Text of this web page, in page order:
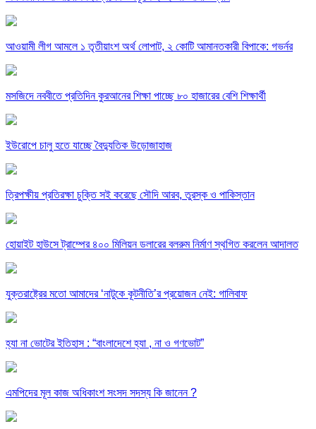
আওয়ামী লীগ আমলে ১ তৃতীয়াংশ অর্থ লোপাট, ২ কোটি আমানতকারী বিপাকে: গভর্নর
মসজিদে নববীতে প্রতিদিন কুরআনের শিক্ষা পাচ্ছে ৮০ হাজারের বেশি শিক্ষার্থী
ইউরোপে চালু হতে যাচ্ছে বৈদ্যুতিক উড়োজাহাজ
ত্রিপক্ষীয় প্রতিরক্ষা চুক্তি সই করেছে সৌদি আরব, তুরস্ক ও পাকিস্তান
হোয়াইট হাউসে ট্রাম্পের ৪০০ মিলিয়ন ডলারের বলরুম নির্মাণ স্থগিত করলেন আদালত
যুক্তরাষ্ট্রের মতো আমাদের ‘নাটুকে কূটনীতি’র প্রয়োজন নেই: গালিবাফ
হ্যা না ভোটের ইতিহাস : “বাংলাদেশে হ্যা , না ও গণভোট”
এমপিদের মূল কাজ অধিকাংশ সংসদ সদস্য কি জানেন ?